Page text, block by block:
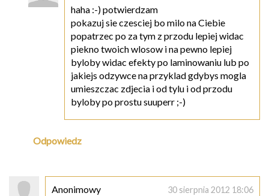
haha :-) potwierdzam
pokazuj sie czesciej bo milo na Ciebie
popatrzec po za tym z przodu lepiej widac
piekno twoich wlosow i na pewno lepiej
byloby widac efekty po laminowaniu lub po
jakiejs odzywce na przyklad gdybys mogla
umieszczac zdjecia i od tylu i od przodu
byloby po prostu suuperr ;-)
Odpowiedz
Anonimowy 30 sierpnia 2012 18:06